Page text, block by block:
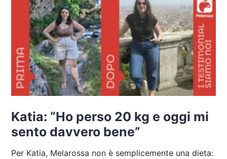
Katia: “Ho perso 20 kg e oggi mi
sento davvero bene”
Per Katia, Melarossa non è semplicemente una dieta: